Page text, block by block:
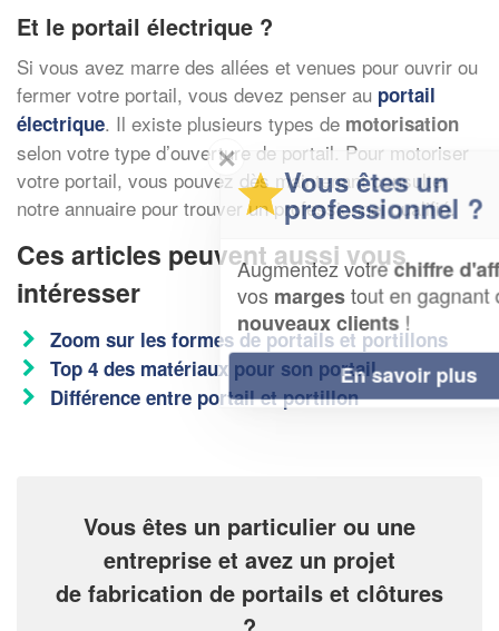
Et le portail électrique ?
Si vous avez marre des allées et venues pour ouvrir ou
fermer votre portail, vous devez penser au portail
électrique. Il existe plusieurs types de motorisation
selon votre type d’ouverture de portail. Pour motoriser
votre portail, vous pouvez dès maintenant consulter
notre annuaire pour trouver un professionnel qualifié.
Ces articles peuvent aussi vous
intéresser
Zoom sur les formes de portails et portillons
Top 4 des matériaux pour son portail
Différence entre portail et portillon
Vous êtes un particulier ou une
entreprise et avez un projet
de fabrication de portails et clôtures
✕
Vous êtes un
professionnel ?
Augmentez votrechiffre d'affaireset
vos
margestout en gagnant de
nouveaux clients!
En savoir plus